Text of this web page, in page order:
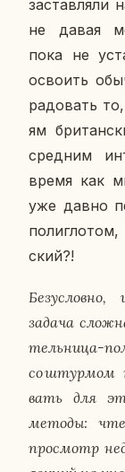
за­став­ля­ли
не давая
пока не
осво­ить
ра­до­вать
ям
сред­ним
время как
уже давно
ский?!
задача
тель­ни­ца-
со штур­мом
вать для
методы:
про­смотр